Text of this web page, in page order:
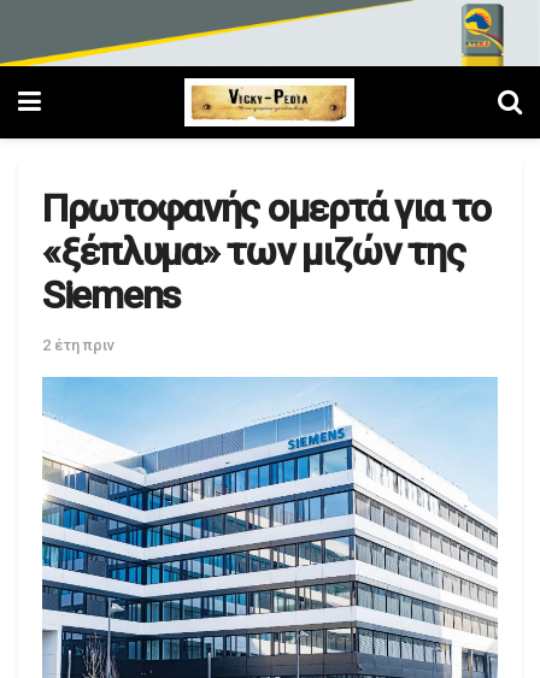
Πρωτοφανής ομερτά για το
«ξέπλυμα» των μιζών της
Siemens
2 έτη πριν